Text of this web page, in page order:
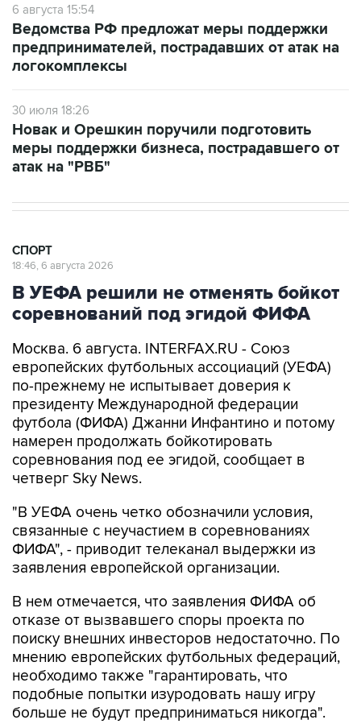
6 августа 15:54
Ведомства РФ предложат меры поддержки
предпринимателей, пострадавших от атак на
логокомплексы
30 июля 18:26
Новак и Орешкин поручили подготовить
меры поддержки бизнеса, пострадавшего от
атак на "РВБ"
СПОРТ
18:46, 6 августа 2026
В УЕФА решили не отменять бойкот
соревнований под эгидой ФИФА
Москва. 6 августа. INTERFAX.RU - Союз
европейских футбольных ассоциаций (УЕФА)
по-прежнему не испытывает доверия к
президенту Международной федерации
футбола (ФИФА) Джанни Инфантино и потому
намерен продолжать бойкотировать
соревнования под ее эгидой, сообщает в
четверг Sky News.
"В УЕФА очень четко обозначили условия,
связанные с неучастием в соревнованиях
ФИФА", - приводит телеканал выдержки из
заявления европейской организации.
В нем отмечается, что заявления ФИФА об
отказе от вызвавшего споры проекта по
поиску внешних инвесторов недостаточно. По
мнению европейских футбольных федераций,
необходимо также "гарантировать, что
подобные попытки изуродовать нашу игру
больше не будут предприниматься никогда".